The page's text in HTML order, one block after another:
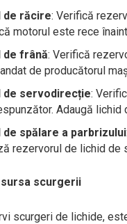
de răcire: Verifică
motorul este rece
de frână: Verifică
de producătorul
de servodirecție:
Adaugă lichid
de spălare a parbrizului
rezervorul de lichid de
scurgerii
scurgeri de lichide,